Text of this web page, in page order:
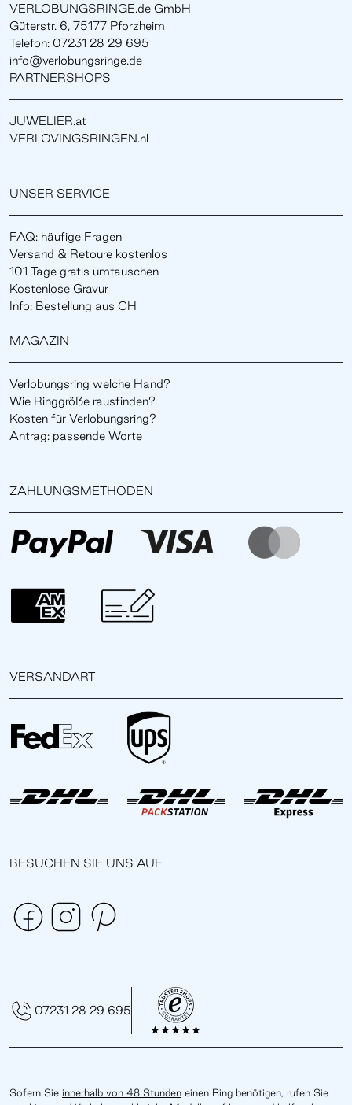
VERLOBUNGSRINGE.de GmbH
Güterstr. 6, 75177 Pforzheim
Telefon: 07231 28 29 695
info@verlobungsringe.de
PARTNERSHOPS
JUWELIER.at
VERLOVINGSRINGEN.nl
UNSER SERVICE
FAQ: häufige Fragen
Versand & Retoure kostenlos
101 Tage gratis umtauschen
Kostenlose Gravur
Info: Bestellung aus CH
MAGAZIN
Verlobungsring welche Hand?
Wie Ringgröße rausfinden?
Kosten für Verlobungsring?
Antrag: passende Worte
ZAHLUNGSMETHODEN
VERSANDART
BESUCHEN SIE UNS AUF
Sofern Sie innerhalb von 48 Stunden einen Ring benötigen, rufen Sie
07231 28 29 695